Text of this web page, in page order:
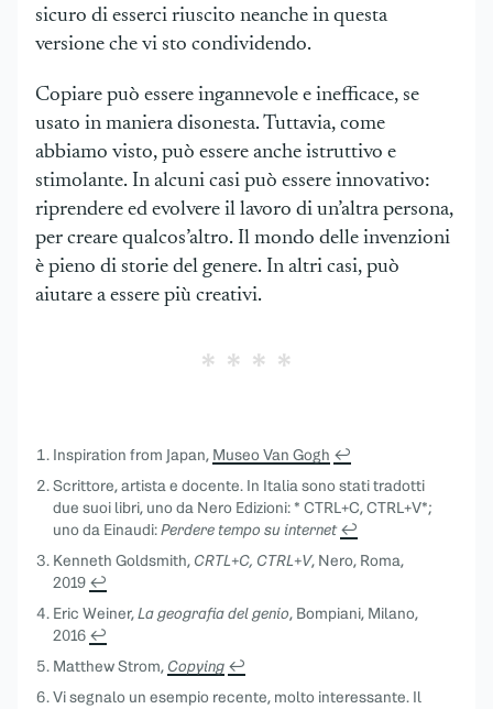
sicuro di esserci riuscito neanche in questa
versione che vi sto condividendo.
Copiare può essere ingannevole e inefficace, se
usato in maniera disonesta. Tuttavia, come
abbiamo visto, può essere anche istruttivo e
stimolante. In alcuni casi può essere innovativo:
riprendere ed evolvere il lavoro di un’altra persona,
per creare qualcos’altro. Il mondo delle invenzioni
è pieno di storie del genere. In altri casi, può
aiutare a essere più creativi.
Inspiration from Japan, Museo Van Gogh ↩︎
Scrittore, artista e docente. In Italia sono stati tradotti
due suoi libri, uno da Nero Edizioni: * CTRL+C, CTRL+V*;
uno da Einaudi:Perdere tempo su internet ↩︎
Kenneth Goldsmith, CRTL+C, CTRL+V, Nero, Roma,
2019 ↩︎
Eric Weiner,La geografia del genio, Bompiani, Milano,
2016 ↩︎
Matthew Strom, Copying ↩︎
Vi segnalo un esempio recente, molto interessante. Il